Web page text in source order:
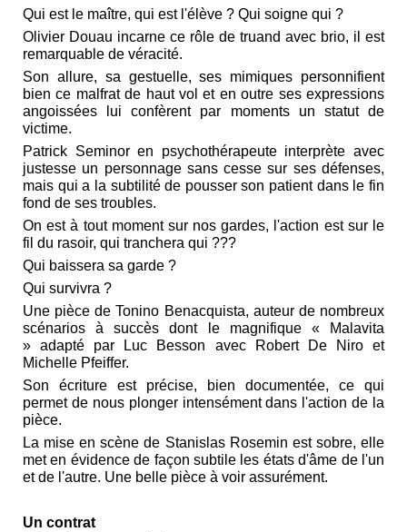
Qui est le maître, qui est l'élève ? Qui soigne qui ?
Olivier Douau incarne ce rôle de truand avec brio, il est
remarquable de véracité.
Son allure, sa gestuelle, ses mimiques personnifient
bien ce malfrat de haut vol et en outre ses expressions
angoissées lui confèrent par moments un statut de
victime.
Patrick Seminor en psychothérapeute interprète avec
justesse un personnage sans cesse sur ses défenses,
mais qui a la subtilité de pousser son patient dans le fin
fond de ses troubles.
On est à tout moment sur nos gardes, l'action est sur le
fil du rasoir, qui tranchera qui ???
Qui baissera sa garde ?
Qui survivra ?
Une pièce de Tonino Benacquista, auteur de nombreux
scénarios à succès dont le magnifique « Malavita
» adapté par Luc Besson avec Robert De Niro et
Michelle Pfeiffer.
Son écriture est précise, bien documentée, ce qui
permet de nous plonger intensément dans l'action de la
pièce.
La mise en scène de Stanislas Rosemin est sobre, elle
met en évidence de façon subtile les états d'âme de l'un
et de l'autre. Une belle pièce à voir assurément.
Un contrat